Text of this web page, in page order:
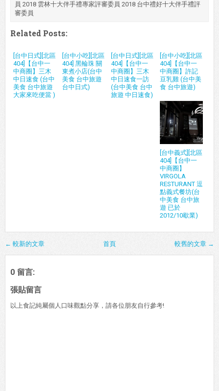
員 2018 雲林十大伴手禮專家評審委員 2018 台中禮好十大伴手禮評
審委員
Related Posts:
[台中日式][北區
404]【台中一
中商圈】三木
中日速食 (台中
美食 台中旅遊
大家來吃便當 )
[台中小吃][北區
404] 黑輪珠 關
東煮小店(台中
美食 台中旅遊
台中日式)
[台中日式][北區
404]【台中一
中商圈】三木
中日速食一訪
(台中美食 台中
旅遊 中日速食)
[台中小吃][北區
404]【台中一
中商圈】許記
豆乳雞 (台中美
食 台中旅遊)
[台中義式][北區
404]【台中一
中商圈】
VIRGOLA
RESTURANT 逗
點義式餐坊(台
中美食 台中旅
遊 已於
2012/10歇業)
← 較新的文章 較舊的文章 →
首頁
0 留言:
張貼留言
以上食記純屬個人口味觀點分享，請各位朋友自行參考!